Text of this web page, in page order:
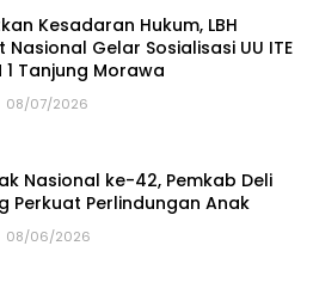
Kesadaran Hukum, LBH
Nasional Gelar Sosialisasi UU ITE
1 Tanjung Morawa
08/07/2026
Nasional ke-42, Pemkab Deli
Perkuat Perlindungan Anak
08/06/2026